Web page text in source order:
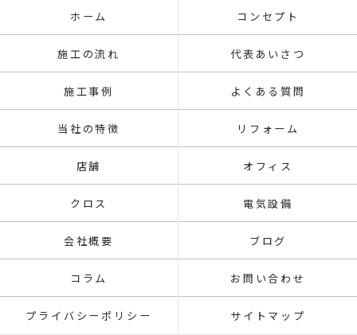
ホーム コンセプト
施工の流れ 代表あいさつ
施工事例 よくある質問
当社の特徴 リフォーム
店舗 オフィス
クロス 電気設備
会社概要 ブログ
コラム お問い合わせ
プライバシーポリシー サイトマップ